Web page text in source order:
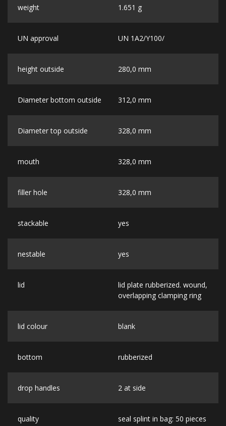
weight 1.651 g
UN approval UN 1A2/Y100/
height outside 280,0 mm
Diameter bottom outside 312,0 mm
Diameter top outside 328,0 mm
mouth 328,0 mm
filler hole 328,0 mm
stackable yes
nestable yes
lid
lid plate rubberized. wound,
overlapping clamping ring
lid colour blank
bottom rubberized
drop handles 2 at side
quality seal splint in bag: 50 pieces